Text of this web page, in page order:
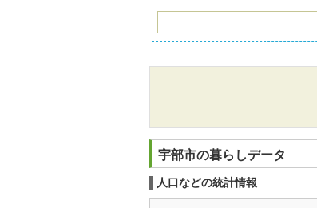
宇部市の暮らしデータ
人口などの統計情報